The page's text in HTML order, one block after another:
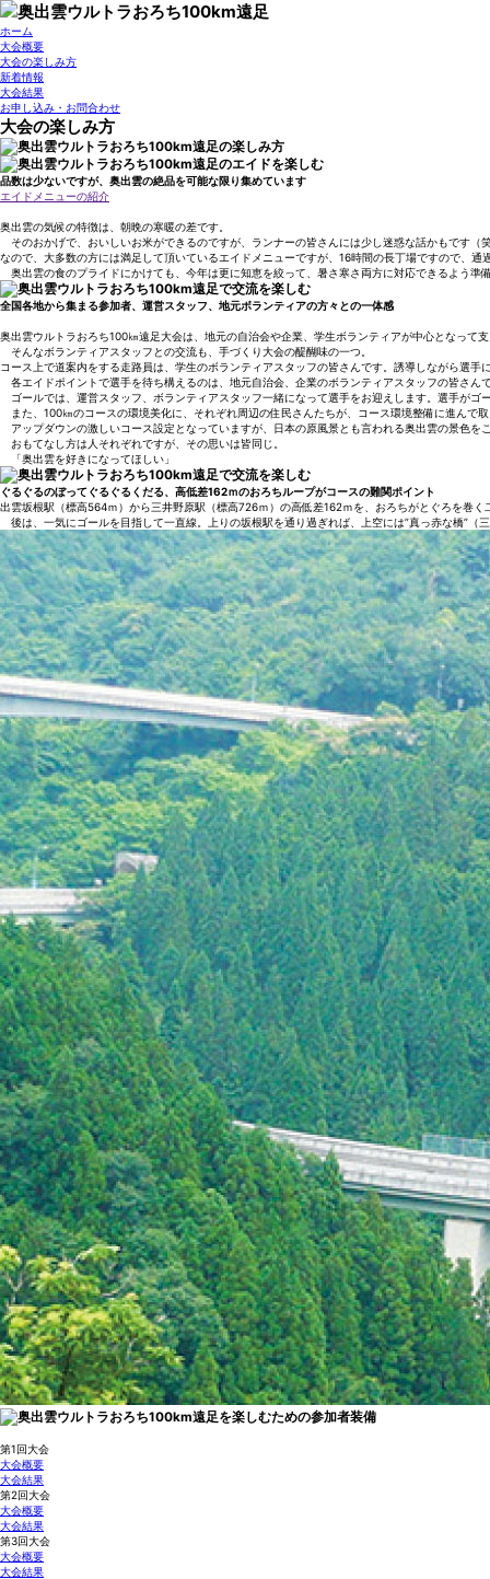
ホーム
大会概要
大会の楽しみ方
新着情報
大会結果
お申し込み・お問合わせ
大会の楽しみ方
品数は少ないですが、奥出雲の絶品を可能な限り集めています
エイドメニューの紹介
奥出雲の気候の特徴は、朝晩の寒暖の差です。
そのおかげで、おいしいお米ができるのですが、ランナーの皆さんには少し迷惑な話かもです（
なので、大多数の方には満足して頂いているエイドメニューですが、16時間の長丁場ですので、
奥出雲の食のプライドにかけても、今年は更に知恵を絞って、暑さ寒さ両方に対応できるよう準
全国各地から集まる参加者、運営スタッフ、地元ボランティアの方々との一体感
奥出雲ウルトラおろち100㎞遠足大会は、地元の自治会や企業、学生ボランティアが中心となって
そんなボランティアスタッフとの交流も、手づくり大会の醍醐味の一つ。
コース上で道案内をする走路員は、学生のボランティアスタッフの皆さんです。誘導しながら選手
各エイドポイントで選手を待ち構えるのは、地元自治会、企業のボランティアスタッフの皆さ
ゴールでは、運営スタッフ、ボランティアスタッフ一緒になって選手をお迎えします。選手がゴ
また、100㎞のコースの環境美化に、それぞれ周辺の住民さんたちが、コース環境整備に進んで
アップダウンの激しいコース設定となっていますが、日本の原風景とも言われる奥出雲の景色
おもてなし方は人それぞれですが、その思いは皆同じ。
「奥出雲を好きになってほしい」
ぐるぐるのぼってぐるぐるくだる、高低差162ｍのおろちループがコースの難関ポイント
出雲坂根駅（標高564ｍ）から三井野原駅（標高726ｍ）の高低差162ｍを、おろちがとぐろを巻
後は、一気にゴールを目指して一直線。上りの坂根駅を通り過ぎれば、上空には”真っ赤な橋”
第1回大会
大会概要
大会結果
第2回大会
大会概要
大会結果
第3回大会
大会概要
大会結果